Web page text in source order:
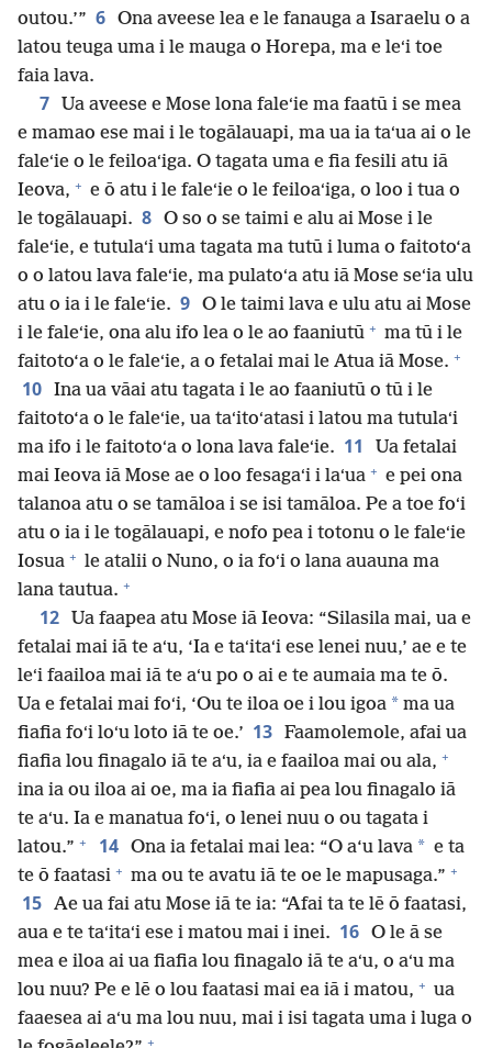
outou.’” 6 Ona aveese lea e le fanauga a Isaraelu o a
latou teuga uma i le mauga o Horepa, ma e leʻi toe
faia lava.
7
Ua aveese e Mose lona faleʻie ma faatū i se mea
e mamao ese mai i le togālauapi, ma ua ia taʻua ai o le
faleʻie o le feiloaʻiga. O tagata uma e fia fesili atu iā
Ieova, + e ō atu i le faleʻie o le feiloaʻiga, o loo i tua o
le togālauapi. 8 O so o se taimi e alu ai Mose i le
faleʻie, e tutulaʻi uma tagata ma tutū i luma o faitoto‘a
o o latou lava faleʻie, ma pulatoʻa atu iā Mose seʻia ulu
atu o ia i le faleʻie. 9 O le taimi lava e ulu atu ai Mose
i le faleʻie, ona alu ifo lea o le ao faaniutū + ma tū i le
faitoto‘a o le faleʻie, a o fetalai mai le Atua iā Mose. +
10 Ina ua vāai atu tagata i le ao faaniutū o tū i le
faitoto‘a o le faleʻie, ua taʻitoʻatasi i latou ma tutulaʻi
ma ifo i le faitotoʻa o lona lava faleʻie. 11
Ua fetalai
mai Ieova iā Mose ae o loo fesagaʻi i laʻua + e pei ona
talanoa atu o se tamāloa i se isi tamāloa. Pe a toe foʻi
atu o ia i le togālauapi, e nofo pea i totonu o le faleʻie
Iosua + le atalii o Nuno, o ia foʻi o lana auauna ma
lana tautua. +
12
Ua faapea atu Mose iā Ieova: “Silasila mai, ua e
fetalai mai iā te aʻu, ‘Ia e taʻitaʻi ese lenei nuu,’ ae e te
leʻi faailoa mai iā te aʻu po o ai e te aumaia ma te ō.
Ua e fetalai mai foʻi, ‘Ou te iloa oe i lou igoa * ma ua
fiafia foʻi loʻu loto iā te oe.’ 13 Faamolemole, afai ua
fiafia lou finagalo iā te aʻu, ia e faailoa mai ou ala, +
ina ia ou iloa ai oe, ma ia fiafia ai pea lou finagalo iā
te aʻu. Ia e manatua foʻi, o lenei nuu o ou tagata i
latou.” + 14 Ona ia fetalai mai lea: “O a‘u lava * e ta
te ō faatasi + ma ou te avatu iā te oe le mapusaga.” +
15 Ae ua fai atu Mose iā te ia: “Afai ta te lē ō faatasi,
aua e te taʻitaʻi ese i matou mai i inei. 16 O le ā se
mea e iloa ai ua fiafia lou finagalo iā te aʻu, o aʻu ma
lou nuu? Pe e lē o lou faatasi mai ea iā i matou, + ua
faaesea ai aʻu ma lou nuu, mai i isi tagata uma i luga o
+